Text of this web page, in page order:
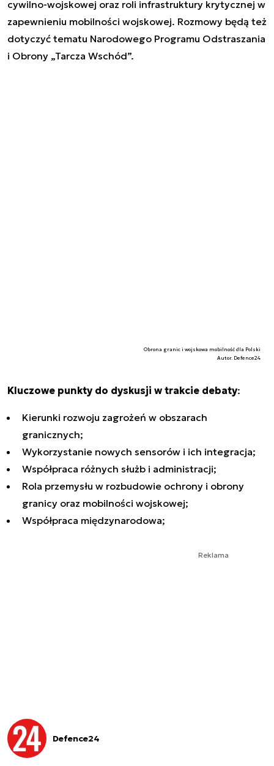
cywilno-wojskowej oraz roli infrastruktury krytycznej w
zapewnieniu mobilności wojskowej. Rozmowy będą też
dotyczyć tematu Narodowego Programu Odstraszania
i Obrony „Tarcza Wschód”.
Obrona granic i wojskowa mobilność dla Polski
Autor. Defence24
Kluczowe punkty do dyskusji w trakcie debaty:
Kierunki rozwoju zagrożeń w obszarach
granicznych;
Wykorzystanie nowych sensorów i ich integracja;
Współpraca różnych służb i administracji;
Rola przemysłu w rozbudowie ochrony i obrony
granicy oraz mobilności wojskowej;
Współpraca międzynarodowa;
Reklama
Defence24